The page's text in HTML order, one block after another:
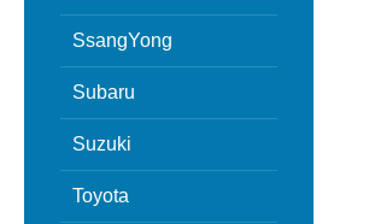
SsangYong
Subaru
Suzuki
Toyota